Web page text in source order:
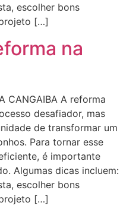
escolher bons
[…]
na
CANGAIBA A reforma
desafiador, mas
de transformar um
Para tornar esse
é importante
Algumas dicas incluem:
escolher bons
[…]